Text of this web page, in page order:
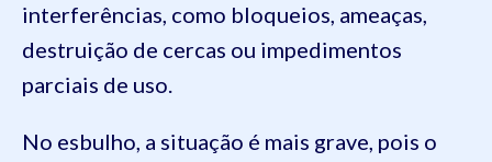
interferências, como bloqueios, ameaças,
destruição de cercas ou impedimentos
parciais de uso.
No esbulho, a situação é mais grave, pois o